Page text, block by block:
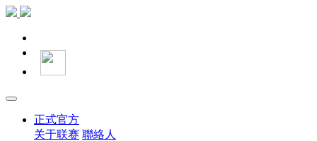
正式官方
关于联赛 聯絡人